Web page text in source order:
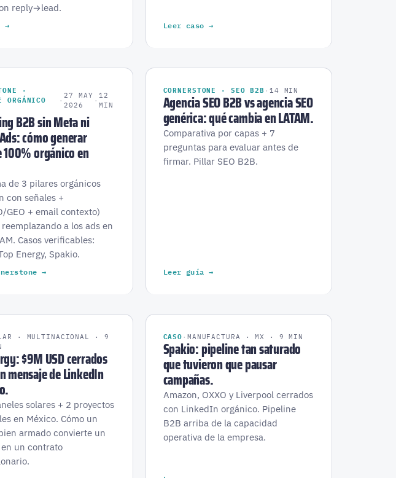
reply→lead.
→ Leer caso →
·
·
27 MAY
2026
·
12
MIN
B2B sin Meta ni
cómo generar
orgánico en
de 3 pilares orgánicos
con señales +
GEO + email contexto)
a los ads en
Casos verificables:
Energy, Spakio.
→
CORNERSTONE · SEO B2B · 14 MIN
Agencia SEO B2B vs agencia SEO
genérica: qué cambia en LATAM.
Comparativa por capas + 7
preguntas para evaluar antes de
firmar. Pillar SEO B2B.
Leer guía →
· MULTINACIONAL · 9
$9M USD cerrados
mensaje de LinkedIn
solares + 2 proyectos
en México. Cómo un
armado convierte un
un contrato
CASO · MANUFACTURA · MX · 9 MIN
Spakio: pipeline tan saturado
que tuvieron que pausar
campañas.
Amazon, OXXO y Liverpool cerrados
con LinkedIn orgánico. Pipeline
B2B arriba de la capacidad
operativa de la empresa.